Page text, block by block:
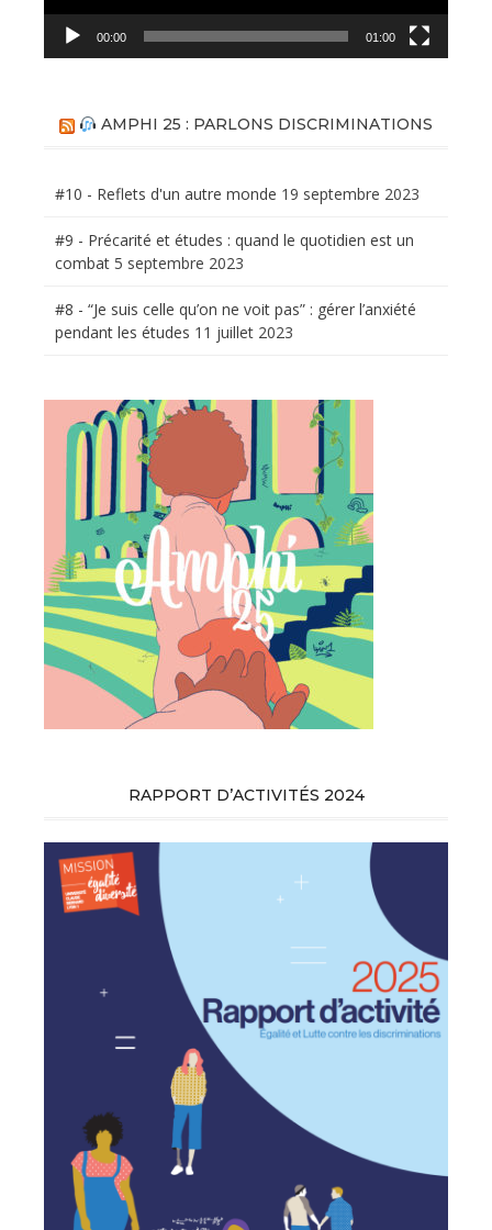
00:00 01:00
AMPHI 25 : PARLONS DISCRIMINATIONS
#10 - Reflets d'un autre monde 19 septembre 2023
#9 - Précarité et études : quand le quotidien est un
combat 5 septembre 2023
#8 - “Je suis celle qu’on ne voit pas” : gérer l’anxiété
pendant les études 11 juillet 2023
RAPPORT D’ACTIVITÉS 2024